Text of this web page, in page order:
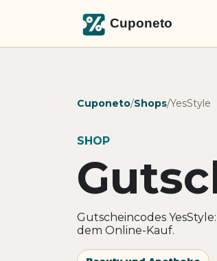
Cuponeto/Shops/YesStyle
SHOP
Gutscheincodes
dem Online-Kauf.